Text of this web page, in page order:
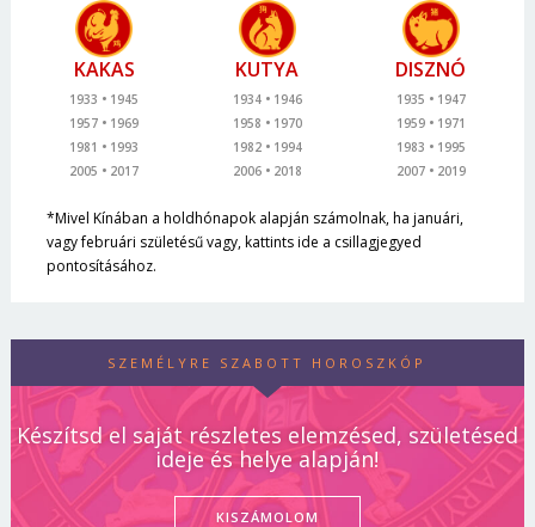
KAKAS
1933
1945
1957
1969
1981
1993
2005
2017
KUTYA
1934
1946
1958
1970
1982
1994
2006
2018
DISZNÓ
1935
1947
1959
1971
1983
1995
2007
2019
*Mivel Kínában a holdhónapok alapján számolnak, ha januári,
vagy februári születésű vagy, kattints ide a csillagjegyed
pontosításához.
SZEMÉLYRE SZABOTT HOROSZKÓP
Készítsd el saját részletes elemzésed, születésed
ideje és helye alapján!
KISZÁMOLOM